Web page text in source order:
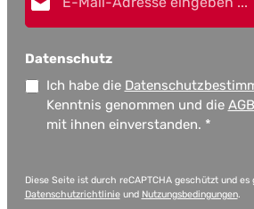
Datenschutz
Ich habe die
Kenntnis genommen und die AGB
mit ihnen einverstanden. *
Diese Seite ist durch reCAPTCHA geschützt und es
Datenschutzrichtlinieund Nutzungsbedingungen.